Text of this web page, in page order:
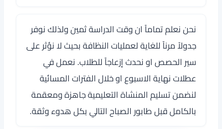
نحن نعلم تماماً ان وقت الدراسة ثمين ولذلك نوفر
جدولاً مرناً للغاية لعمليات النظافة بحيث لا نؤثر على
سير الحصص او نحدث إزعاجاً للطلاب. نعمل في
عطلات نهاية الاسبوع او خلال الفترات المسائية
لنضمن تسليم المنشاة التعليمية جاهزة ومعقمة
بالكامل قبل طابور الصباح التالي بكل هدوء وثقة.